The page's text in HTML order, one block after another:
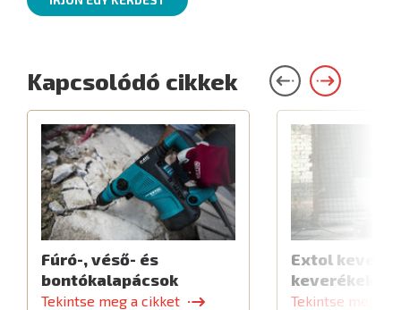
Kapcsolódó cikkek
Fúró-, véső- és
bontókalapácsok
Tekintse meg a cikket
Extol
Tekintse meg a